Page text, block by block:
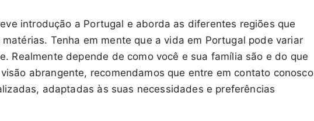
introdução a Portugal e aborda as diferentes regiões que
Tenha em mente que a vida em Portugal pode variar
Realmente depende de como você e sua família são e do que
abrangente, recomendamos que entre em contato conosco
adaptadas às suas necessidades e preferências